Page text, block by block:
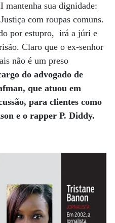
sua dignidade:
com roupas comuns.
por estupro, irá a júri e
Claro que o ex-senhor
não é um preso
do advogado de
que atuou em
para clientes como
e o rapper P. Diddy.